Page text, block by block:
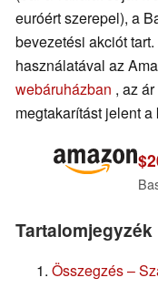
euróért szerepel), a
bevezetési akciót
használatával az
webáruházban , az
megtakarítást jelent
Tartalomjegyzék
Összegzés –